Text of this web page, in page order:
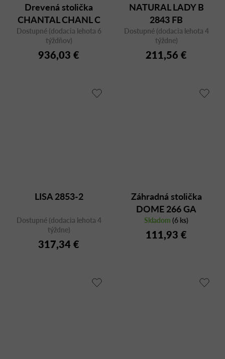
Drevená stolička
CHANTAL CHANL C
Dostupné (dodacia lehota 6
týždňov)
936,03 €
NATURAL LADY B
2843 FB
Dostupné (dodacia lehota 4
týždne)
211,56 €
LISA 2853-2
Dostupné (dodacia lehota 4
týždne)
317,34 €
Záhradná stolička
DOME 266 GA
antracitová
Skladom (6 ks)
111,93 €